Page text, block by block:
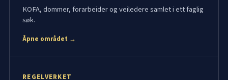
KOFA, dommer, forarbeider og veiledere samlet i ett faglig
søk.
Åpne området →
REGELVERKET